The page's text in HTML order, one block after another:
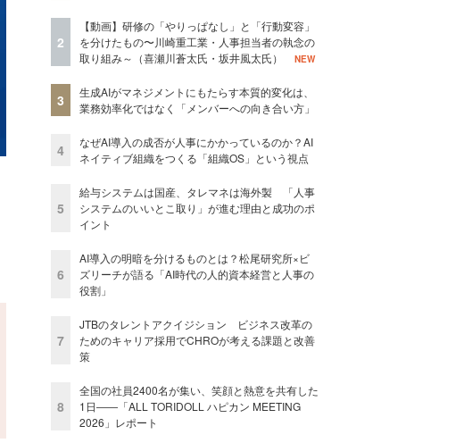
2
【動画】研修の「やりっぱなし」と「行動変容」
を分けたもの〜川崎重工業・人事担当者の執念の
取り組み～（喜瀬川蒼太氏・坂井風太氏）
NEW
3
生成AIがマネジメントにもたらす本質的変化は、
業務効率化ではなく「メンバーへの向き合い方」
4
なぜAI導入の成否が人事にかかっているのか？AI
ネイティブ組織をつくる「組織OS」という視点
5
給与システムは国産、タレマネは海外製 「人事
システムのいいとこ取り」が進む理由と成功のポ
イント
6
AI導入の明暗を分けるものとは？松尾研究所×ビ
ズリーチが語る「AI時代の人的資本経営と人事の
役割」
7
JTBのタレントアクイジション ビジネス改革の
ためのキャリア採用でCHROが考える課題と改善
策
8
全国の社員2400名が集い、笑顔と熱意を共有した
1日――「ALL TORIDOLL ハピカン MEETING
2026」レポート